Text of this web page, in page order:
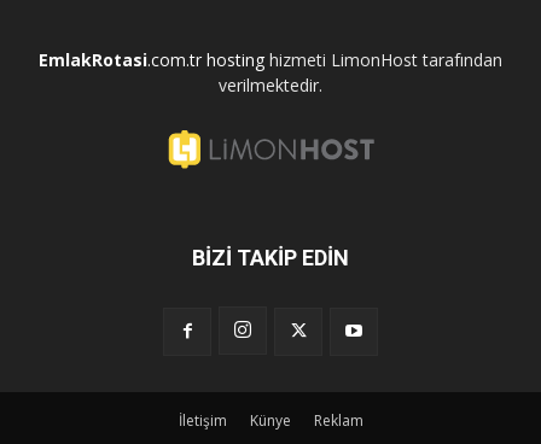
EmlakRotasi.com.tr hosting hizmeti LimonHost tarafından
verilmektedir.
BİZİ TAKİP EDİN
İletişim Künye Reklam